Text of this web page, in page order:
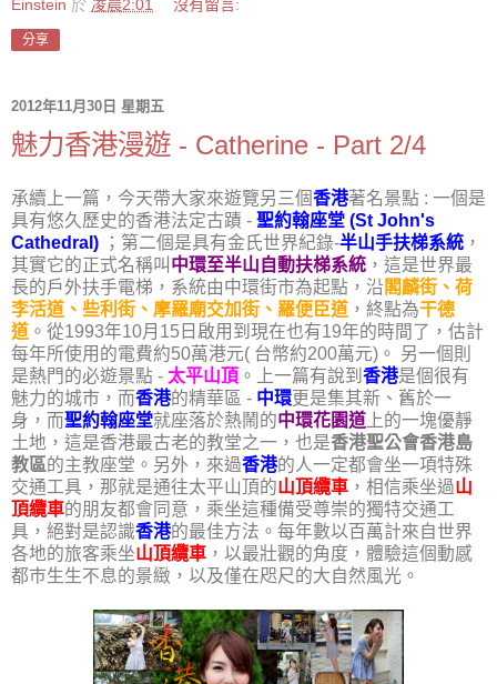
Einstein 於 凌晨2:01 沒有留言:
分享
2012年11月30日 星期五
魅力香港漫遊 - Catherine - Part 2/4
承續上一篇，今天帶大家來遊覽另三個香港著名景點 : 一個是
具有悠久歷史的香港法定古蹟 - 聖約翰座堂 (St John's
Cathedral)
；第二個是具有金氏世界紀錄-半山手扶梯系統 ，
其實它的正式名稱叫 中環至半山自動扶梯系統 ，這是世界最
長的戶外扶手電梯，系統由中環街市為起點，沿 閣麟街、荷
李活道、些利街、摩羅廟交加街、羅便臣道 ，終點為干德
道 。從1993年10月15日啟用到現在也有19年的時間了，估計
每年所使用的電費約50萬港元( 台幣約200萬元)。 另一個則
是熱門的必遊景點 - 太平山頂 。上一篇有說到 香港是個很有
魅力的城市，而香港的精華區 - 中環更是集其新、舊於一
身，而聖約翰座堂就座落於熱鬧的中環花園道 上的一塊優靜
土地，這是香港最古老的教堂之一，也是香港聖公會香港島
教區的主教座堂。另外，來過香港的人一定都會坐一項特殊
交通工具，那就是通往太平山頂的山頂纜車 ，相信乘坐過山
頂纜車的朋友都會同意，乘坐這種備受尊崇的獨特交通工
具，絕對是認識香港的最佳方法。每年數以百萬計來自世界
各地的旅客乘坐山頂纜車 ，以最壯觀的角度，體驗這個動感
都巿生生不息的景緻，以及僅在咫尺的大自然風光。